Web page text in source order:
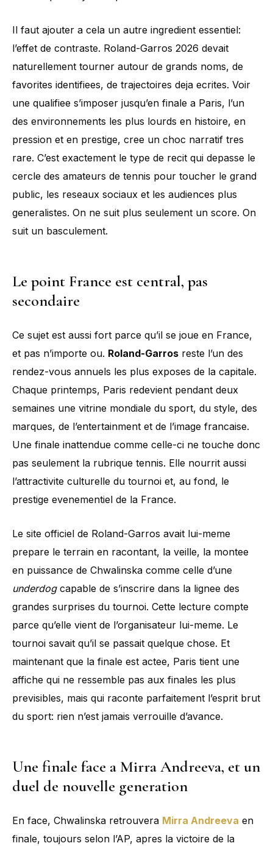
Il faut ajouter a cela un autre ingredient essentiel:
l’effet de contraste. Roland-Garros 2026 devait
naturellement tourner autour de grands noms, de
favorites identifiees, de trajectoires deja ecrites. Voir
une qualifiee s’imposer jusqu’en finale a Paris, l’un
des environnements les plus lourds en histoire, en
pression et en prestige, cree un choc narratif tres
rare. C’est exactement le type de recit qui depasse le
cercle des amateurs de tennis pour toucher le grand
public, les reseaux sociaux et les audiences plus
generalistes. On ne suit plus seulement un score. On
suit un basculement.
Le point France est central, pas
secondaire
Ce sujet est aussi fort parce qu’il se joue en France,
et pas n’importe ou. Roland-Garros reste l’un des
rendez-vous annuels les plus exposes de la capitale.
Chaque printemps, Paris redevient pendant deux
semaines une vitrine mondiale du sport, du style, des
marques, de l’entertainment et de l’image francaise.
Une finale inattendue comme celle-ci ne touche donc
pas seulement la rubrique tennis. Elle nourrit aussi
l’attractivite culturelle du tournoi et, au fond, le
prestige evenementiel de la France.
Le site officiel de Roland-Garros avait lui-meme
prepare le terrain en racontant, la veille, la montee
en puissance de Chwalinska comme celle d’une
underdogcapable de s’inscrire dans la lignee des
grandes surprises du tournoi. Cette lecture compte
parce qu’elle vient de l’organisateur lui-meme. Le
tournoi savait qu’il se passait quelque chose. Et
maintenant que la finale est actee, Paris tient une
affiche qui ne ressemble pas aux finales les plus
previsibles, mais qui raconte parfaitement l’esprit brut
du sport: rien n’est jamais verrouille d’avance.
Une finale face a Mirra Andreeva, et un
duel de nouvelle generation
En face, Chwalinska retrouvera Mirra Andreeva en
finale, toujours selon l’AP, apres la victoire de la